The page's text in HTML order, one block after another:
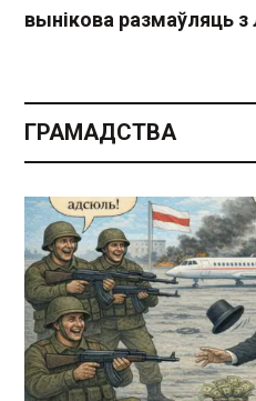
вынікова размаўляць
ГРАМАДСТВА